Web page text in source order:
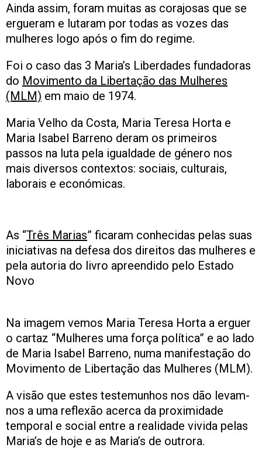
Ainda assim, foram muitas as corajosas que se
ergueram e lutaram por todas as vozes das
mulheres logo após o fim do regime.
Foi o caso das 3 Maria’s Liberdades fundadoras
do Movimento da Libertação das Mulheres
(MLM) em maio de 1974.
Maria Velho da Costa, Maria Teresa Horta e
Maria Isabel Barreno deram os primeiros
passos na luta pela igualdade de género nos
mais diversos contextos: sociais, culturais,
laborais e económicas.
As “Três Marias” ficaram conhecidas pelas suas
iniciativas na defesa dos direitos das mulheres e
pela autoria do livro apreendido pelo Estado
Novo
Na imagem vemos Maria Teresa Horta a erguer
o cartaz “Mulheres uma força política” e ao lado
de Maria Isabel Barreno, numa manifestação do
Movimento de Libertação das Mulheres (MLM).
A visão que estes testemunhos nos dão levam-
nos a uma reflexão acerca da proximidade
temporal e social entre a realidade vivida pelas
Maria’s de hoje e as Maria’s de outrora.